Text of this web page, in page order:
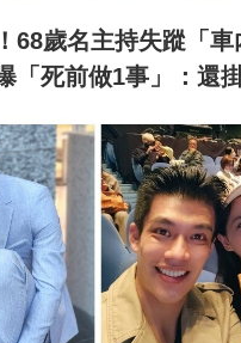
68歲名主持失蹤「車
死前做1事」：還